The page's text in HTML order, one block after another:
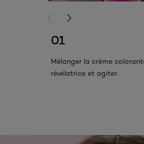
01
Mélanger la crème
révélatrice et agiter.
PREVIOUS CARD
NEXT CARD